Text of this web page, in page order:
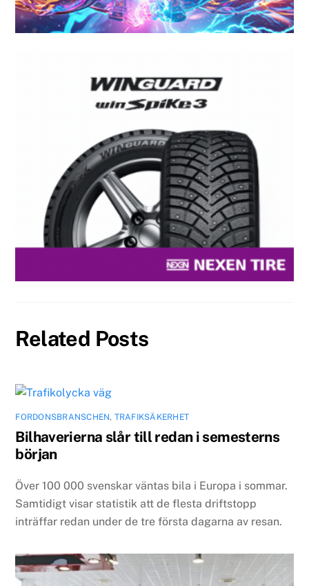
Related Posts
FORDONSBRANSCHEN, TRAFIKSÄKERHET
Bilhaverierna slår till redan i semesterns
början
Över 100 000 svenskar väntas bila i Europa i sommar.
Samtidigt visar statistik att de flesta driftstopp
inträffar redan under de tre första dagarna av resan.